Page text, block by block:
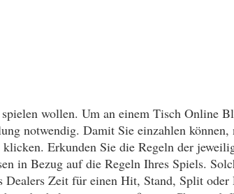
wollen. Um an einem Tisch Online
notwendig. Damit Sie einzahlen
Erkunden Sie die Regeln der
in Bezug auf die Regeln Ihres Spiels.
Zeit für einen Hit, Stand, Split